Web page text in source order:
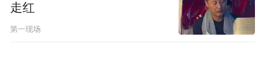
走红
第一现场